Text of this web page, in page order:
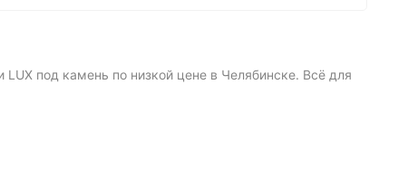
под камень по низкой цене в Челябинске. Всё для